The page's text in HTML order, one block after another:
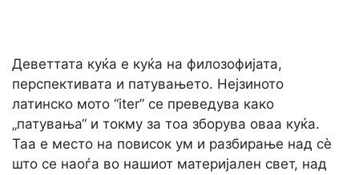
Деветтата куќа е куќа на филозофијата,
перспективата и патувањето. Нејзиното
латинско мото “iter” се преведува како
„патувања“ и токму за тоа зборува оваа куќа.
Таа е место на повисок ум и разбирање над сè
што се наоѓа во нашиот материјален свет, над